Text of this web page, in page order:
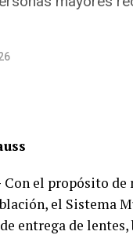
para el
digno y evitar el
dentro
todos los
Con el propósito
el Sistema
entrega de lentes,